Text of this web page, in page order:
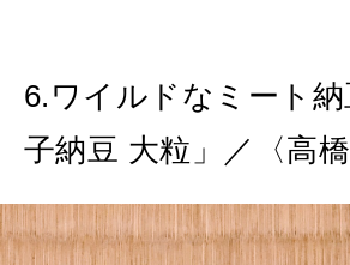
6.ワイルドなミート
子納豆 大粒」／〈高橋